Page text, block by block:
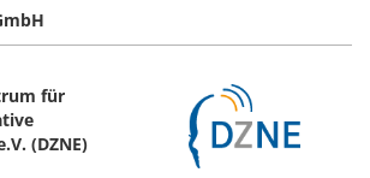
für
(DZNE)